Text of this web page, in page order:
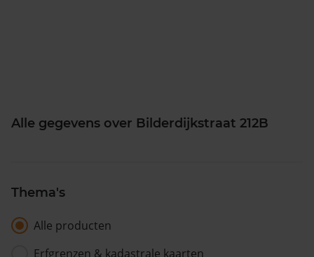
Alle gegevens over Bilderdijkstraat 212B
Thema's
Alle producten
Erfgrenzen & kadastrale kaarten